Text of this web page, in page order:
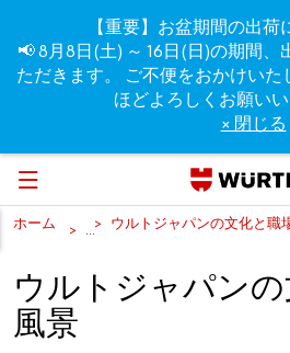
ホーム ... ウルトジャパンの文化と職
ウルトジャパン
風景
【重要】お盆期間の出荷
📢 8月8日(土) ～ 16日(日)の期間、
ただきます。 ご不便をおかけい
ほどよろしくお願いい
× 閉じる